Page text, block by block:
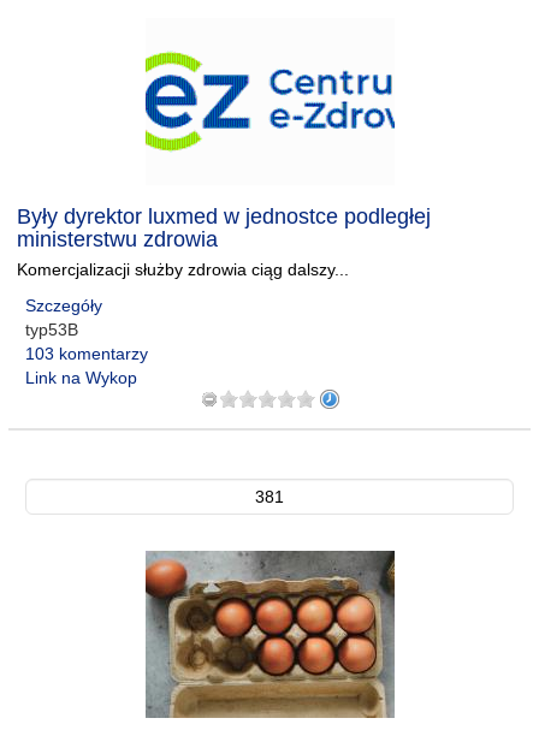
Były dyrektor luxmed w jednostce podległej
ministerstwu zdrowia
Komercjalizacji służby zdrowia ciąg dalszy...
Szczegóły
typ53B
103 komentarzy
Link na Wykop
381